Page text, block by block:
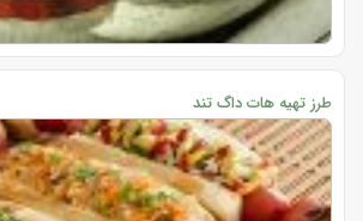
طرز تهیه هات داگ تند